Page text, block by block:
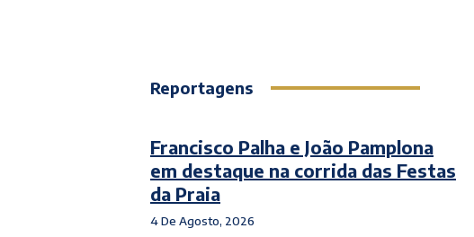
Reportagens
Francisco Palha e João Pamplona
em destaque na corrida das Festas
da Praia
4 De Agosto, 2026